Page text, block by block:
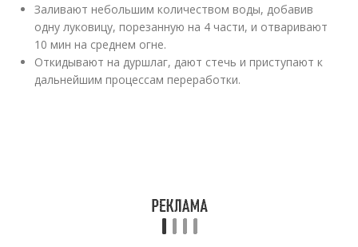
Заливают небольшим количеством воды, добавив
одну луковицу, порезанную на 4 части, и отваривают
10 мин на среднем огне.
Откидывают на дуршлаг, дают стечь и приступают к
дальнейшим процессам переработки.